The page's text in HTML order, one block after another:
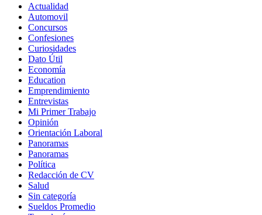
Actualidad
Automovil
Concursos
Confesiones
Curiosidades
Dato Útil
Economía
Education
Emprendimiento
Entrevistas
Mi Primer Trabajo
Opinión
Orientación Laboral
Panoramas
Panoramas
Política
Redacción de CV
Salud
Sin categoría
Sueldos Promedio